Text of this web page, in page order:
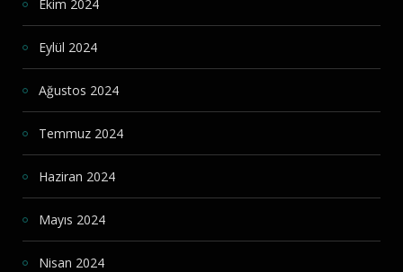
Ekim 2024
Eylül 2024
Ağustos 2024
Temmuz 2024
Haziran 2024
Mayıs 2024
Nisan 2024